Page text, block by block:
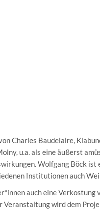
Charles Baudelaire,
u.a. als eine äußerst
Wolfgang Böck
Institutionen auch
auch eine
wird dem